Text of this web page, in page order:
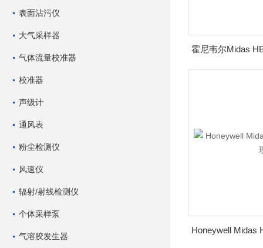
表面沾污仪
大气采样器
气体流量校准器
校准器
声级计
通风表
粉尘检测仪
风速仪
辐射/射线检测仪
个体采样泵
气溶胶发生器